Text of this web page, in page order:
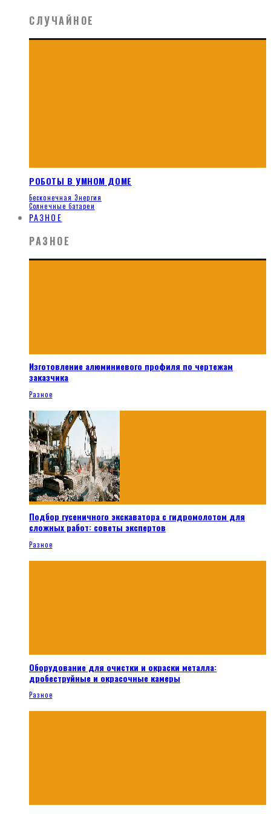
СЛУЧАЙНОЕ
РОБОТЫ В УМНОМ ДОМЕ
Бесконечная Энергия
Солнечные батареи
РАЗНОЕ
РАЗНОЕ
Изготовление алюминиевого профиля по чертежам
заказчика
Разное
Подбор гусеничного экскаватора с гидромолотом для
сложных работ: советы экспертов
Разное
Оборудование для очистки и окраски металла:
дробеструйные и окрасочные камеры
Разное